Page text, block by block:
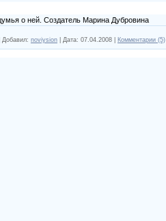
о ней. Создатель Марина Дубровина
Добавил: noviysion Дата: 07.04.2008 Комментарии (5)